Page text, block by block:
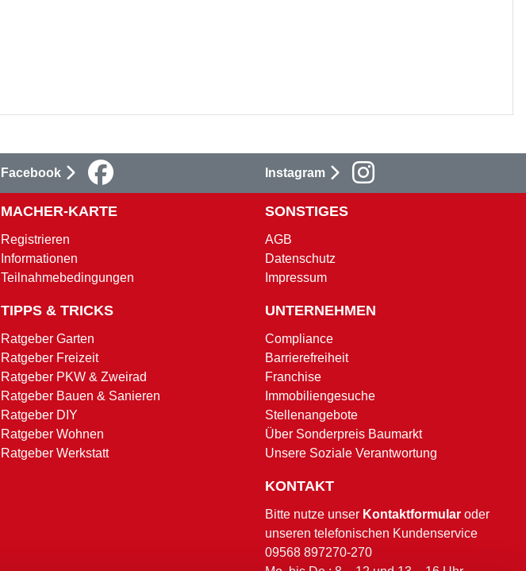
Facebook Instagram
MACHER-KARTE
Registrieren
Informationen
Teilnahmebedingungen
TIPPS & TRICKS
Ratgeber Garten
Ratgeber Freizeit
Ratgeber PKW & Zweirad
Ratgeber Bauen & Sanieren
Ratgeber DIY
Ratgeber Wohnen
Ratgeber Werkstatt
SONSTIGES
AGB
Datenschutz
Impressum
UNTERNEHMEN
Compliance
Barrierefreiheit
Franchise
Immobiliengesuche
Stellenangebote
Über Sonderpreis Baumarkt
Unsere Soziale Verantwortung
KONTAKT
Bitte nutze unser Kontaktformular oder
unseren telefonischen Kundenservice
09568 897270-270